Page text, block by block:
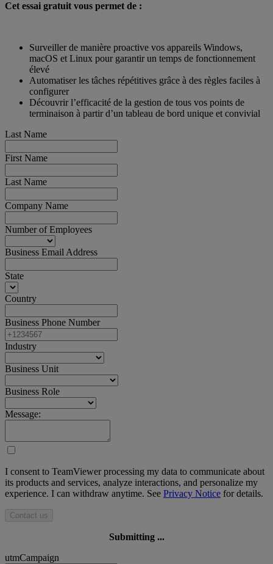
Cet essai gratuit vous permet de :
Surveiller de manière proactive vos appareils Windows,
macOS et Linux pour garantir un temps de fonctionnement
élevé
Automatiser les tâches répétitives grâce à des règles faciles à
configurer
Découvrir l’efficacité de la gestion de tous vos points de
terminaison à partir d’un tableau de bord unique et convivial
Last Name
First Name
Last Name
Company Name
Number of Employees
Business Email Address
State
Country
Business Phone Number
Industry
Business Unit
Business Role
Message:
I consent to TeamViewer processing my data to communicate about
its products and services, analyze interactions, and personalize my
experience. I can withdraw anytime. See Privacy Notice for details.
Contact us
Submitting ...
utmCampaign